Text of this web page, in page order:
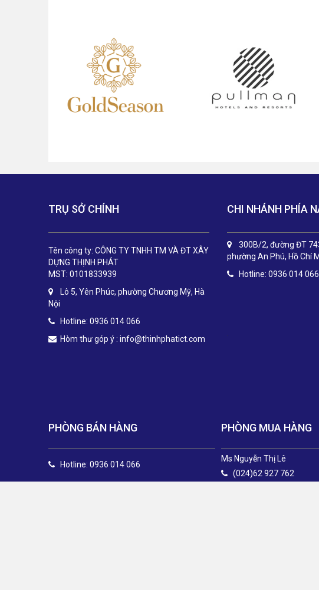
TRỤ SỞ CHÍNH
Tên công ty: CÔNG TY TNHH TM VÀ ĐT XÂY
DỰNG THỊNH PHÁT
MST: 0101833939
Lô 5, Yên Phúc, phường Chương Mỹ, Hà
Nội
Hotline: 0936 014 066
Hòm thư góp ý : info@thinhphatict.com
CHI NHÁNH PHÍA
300B/2, đường ĐT
phường An Phú, Hồ Chí
Hotline: 0936 014 066
PHÒNG BÁN HÀNG
Hotline: 0936 014 066
PHÒNG MUA HÀNG
Ms Nguyễn Thị Lê
(024)62 927 762